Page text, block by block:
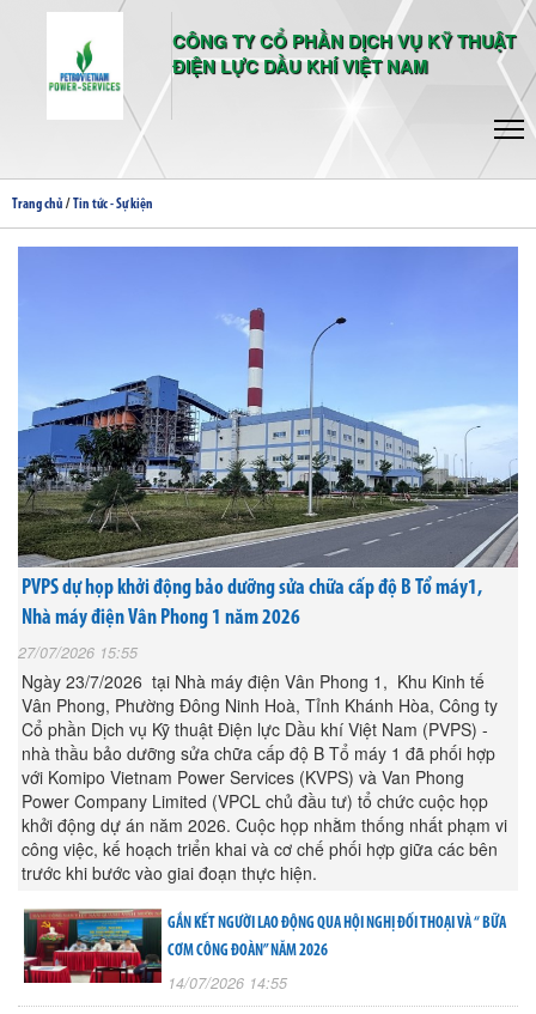
CÔNG TY CỔ PHẦN DỊCH VỤ KỸ THUẬT
ĐIỆN LỰC DẦU KHÍ VIỆT NAM
Trang chủ / Tin tức - Sự kiện
PVPS dự họp khởi động bảo dưỡng sửa chữa cấp độ B Tổ máy1,
Nhà máy điện Vân Phong 1 năm 2026
27/07/2026 15:55
Ngày 23/7/2026 tại Nhà máy điện Vân Phong 1, Khu Kinh tế
Vân Phong, Phường Đông Ninh Hoà, Tỉnh Khánh Hòa, Công ty
Cổ phần Dịch vụ Kỹ thuật Điện lực Dầu khí Việt Nam (PVPS) -
nhà thầu bảo dưỡng sửa chữa cấp độ B Tổ máy 1 đã phối hợp
với Komipo Vietnam Power Services (KVPS) và Van Phong
Power Company Limited (VPCL chủ đầu tư) tổ chức cuộc họp
khởi động dự án năm 2026. Cuộc họp nhằm thống nhất phạm vi
công việc, kế hoạch triển khai và cơ chế phối hợp giữa các bên
trước khi bước vào giai đoạn thực hiện.
GẮN KẾT NGƯỜI LAO ĐỘNG QUA HỘI NGHỊ ĐỐI THOẠI VÀ “ BỮA
CƠM CÔNG ĐOÀN” NĂM 2026
14/07/2026 14:55